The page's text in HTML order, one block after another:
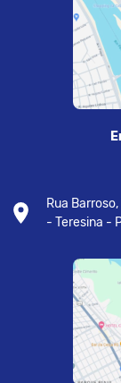
Rua
- Teresina -